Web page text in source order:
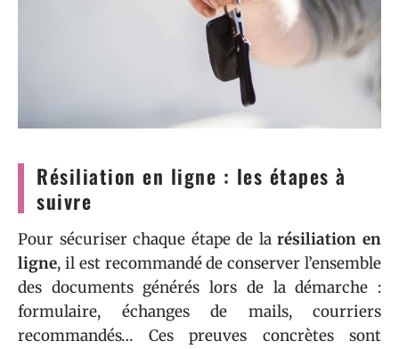
Résiliation en ligne : les étapes à
suivre
Pour sécuriser chaque étape de larésiliation en
ligne, il est recommandé de conserver l’ensemble
des documents générés lors de la démarche :
formulaire, échanges de mails, courriers
recommandés… Ces preuves concrètes sont